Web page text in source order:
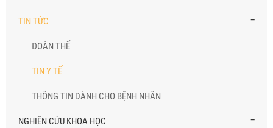
TIN TỨC -
ĐOÀN THỂ
TIN Y TẾ
THÔNG TIN DÀNH CHO BỆNH NHÂN
NGHIÊN CỨU KHOA HỌC -